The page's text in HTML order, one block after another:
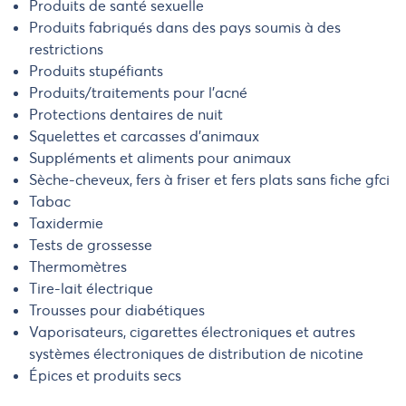
Produits de santé sexuelle
Produits fabriqués dans des pays soumis à des
restrictions
Produits stupéfiants
Produits/traitements pour l'acné
Protections dentaires de nuit
Squelettes et carcasses d'animaux
Suppléments et aliments pour animaux
Sèche-cheveux, fers à friser et fers plats sans fiche gfci
Tabac
Taxidermie
Tests de grossesse
Thermomètres
Tire-lait électrique
Trousses pour diabétiques
Vaporisateurs, cigarettes électroniques et autres
systèmes électroniques de distribution de nicotine
Épices et produits secs